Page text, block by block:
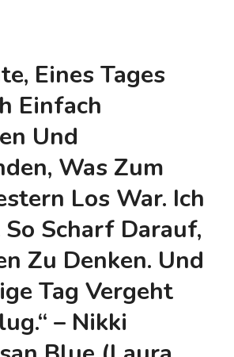
Eines Tages
Einfach
Und
Was Zum
Los War. Ich
Scharf Darauf,
Zu Denken. Und
Tag Vergeht
– Nikki